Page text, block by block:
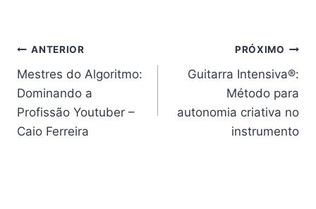
Navegação
de
Post
ANTERIOR
Mestres do Algoritmo:
Dominando a
Profissão Youtuber –
Caio Ferreira
PRÓXIMO
Guitarra Intensiva®:
Método para
autonomia criativa no
instrumento